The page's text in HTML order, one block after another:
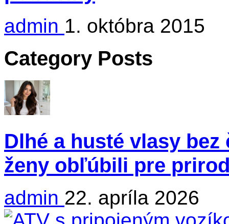
admin 1. októbra 2015
Category Posts
Dlhé a husté vlasy
ženy obľúbili pre
admin 22. apríla 2026